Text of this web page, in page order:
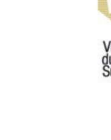
Les vignerons du Sud-
nous confient la